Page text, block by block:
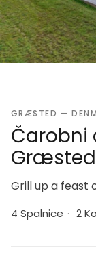
GRÆSTED —
Čarobni
Græsted
Grill up a feast
4 Spalnice · 2